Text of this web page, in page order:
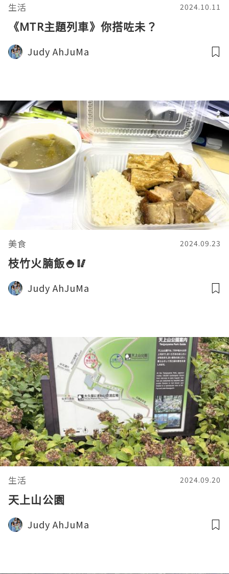
生活 2024.10.11
《MTR主題列車》你搭咗未？
Judy AhJuMa
美食 2024.09.23
枝竹火腩飯🍚🥢
Judy AhJuMa
生活 2024.09.20
天上山公園
Judy AhJuMa